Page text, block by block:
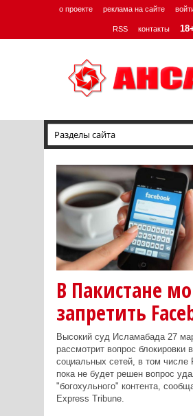
о проекте реклама на сайте
RSS контакты
В Пакистане
запретить
Высокий суд Исламабада 27
рассмотрит вопрос блокировки
социальных сетей, в том числе
пока не будет решен вопрос
"богохульного" контента,
Express Tribune.